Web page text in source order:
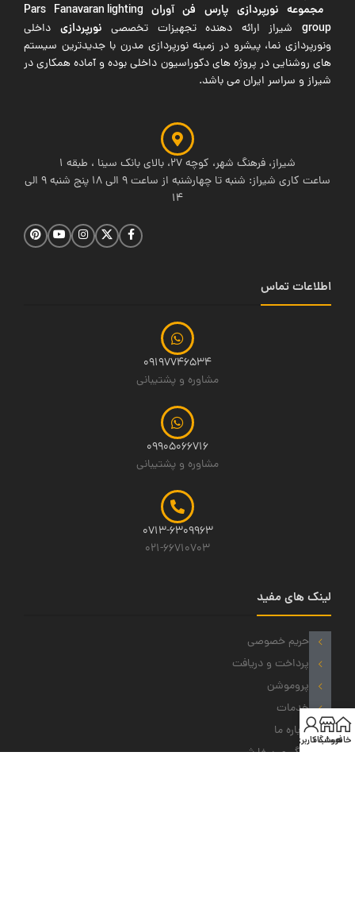
مجموعه نورپردازی پارس فن آوران Pars Fanavaran lighting
groupشیراز ارائه دهنده تجهیزات تخصصی نورپردازی داخلی
ونورپردازی نما، پیشرو در زمینه نورپردازی مدرن با جدیدترین سیستم
های روشنایی در پروژه های دکوراسیون داخلی بوده و آماده همکاری در
شیراز و سراسر ایران می باشد.
شیراز، فرهنگ شهر، کوچه 27، بالای بانک سینا ، طبقه 1
ساعت کاری شیراز: شنبه تا چهارشنبه از ساعت 9 الی 18 پنج شنبه 9 الی
14
اطلاعات تماس
09197746534
مشاوره و پشتیبانی
09905066716
مشاوره و پشتیبانی
0713-6309963
021-66710703
لینک های مفید
حریم خصوصی
پرداخت و دریافت
پروموشن
خدمات
درباره ما
پیگیری سفارش
خانهفروشگاه
حساب کاربری من